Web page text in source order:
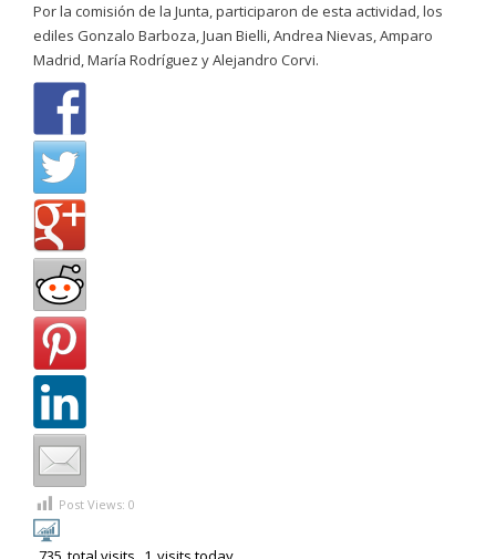
Por la comisión de la Junta, participaron de esta actividad, los
ediles Gonzalo Barboza, Juan Bielli, Andrea Nievas, Amparo
Madrid, María Rodríguez y Alejandro Corvi.
Post Views: 0